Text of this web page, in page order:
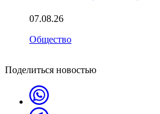
07.08.26
Общество
Поделиться новостью